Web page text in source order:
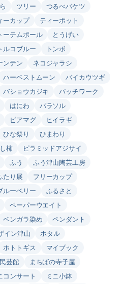
ツリー
つるべバケツ
ーカップ
ティーポット
ーテムポール
とうげい
ルコブルー
トンボ
ンテン
ネコジャラシ
ハーベストムーン
バイカウツギ
バショウカジキ
パッチワーク
はにわ
パラソル
ビアマグ
ヒイラギ
ひな祭り
ひまわり
柿
ピラミッドアジサイ
ふう
ふう津山陶芸工房
たり展
フリーカップ
ルーベリー
ふるさと
ペーパーウエイト
ベンガラ染め
ペンダント
イン津山
ホタル
ホトトギス
マイブック
芸館
まちばの寺子屋
コンサート
ミニ小鉢